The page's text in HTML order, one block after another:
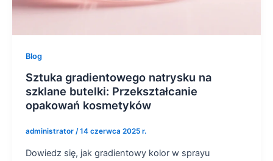
Blog
Sztuka gradientowego natrysku na
szklane butelki: Przekształcanie
opakowań kosmetyków
administrator /14 czerwca 2025 r.
Dowiedz się, jak gradientowy kolor w sprayu